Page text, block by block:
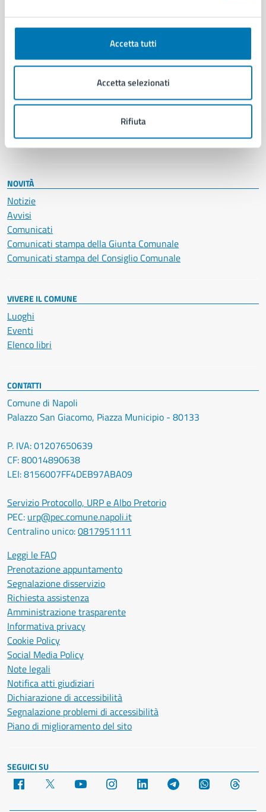
Accetta tutti
Accetta selezionati
Rifiuta
Autorizzazioni
Documenti e certificati
Educazione e formazione
Giustizia e sicurezza pubblica
Imprese e commercio
Salute, benessere e assistenza
Vita lavorativa
NOVITÀ
Notizie
Avvisi
Comunicati
Comunicati stampa della Giunta Comunale
Comunicati stampa del Consiglio Comunale
VIVERE IL COMUNE
Luoghi
Eventi
Elenco libri
CONTATTI
Comune di Napoli
Palazzo San Giacomo, Piazza Municipio - 80133
P. IVA: 01207650639
CF: 80014890638
LEI: 8156007FF4DEB97ABA09
Servizio Protocollo, URP e Albo Pretorio
PEC: urp@pec.comune.napoli.it
Centralino unico:0817951111
Leggi le FAQ
Prenotazione appuntamento
Segnalazione disservizio
Richiesta assistenza
Amministrazione trasparente
Informativa privacy
Cookie Policy
Social Media Policy
Note legali
Notifica atti giudiziari
Dichiarazione di accessibilità
Segnalazione problemi di accessibilità
Piano di miglioramento del sito
SEGUICI SU
Facebook YouTube Instagram LinkedIn Telegram WhatsApp